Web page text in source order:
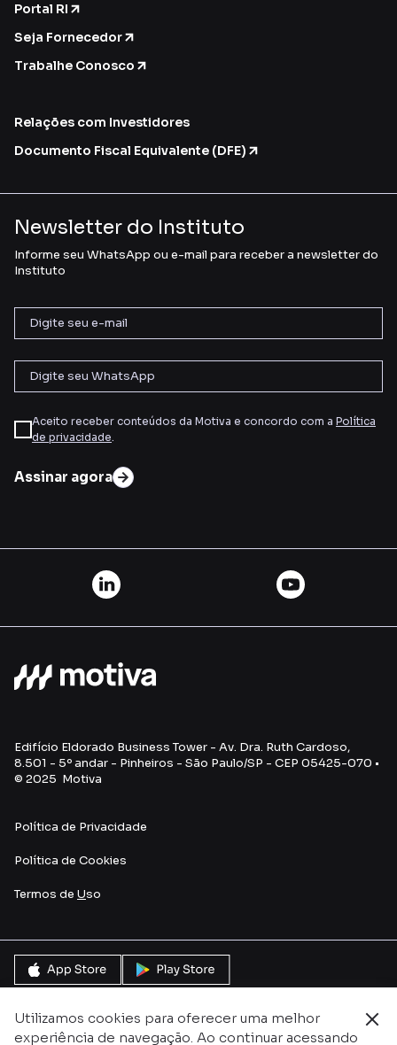
Utilizamos cookies para oferecer uma melhor
experiência de navegação. Ao continuar acessando
Portal RI
Seja Fornecedor
Trabalhe Conosco
Relações com Investidores
Documento Fiscal Equivalente (DFE)
Newsletter do Instituto
Informe seu WhatsApp ou e-mail para receber a newsletter do
Instituto
Aceito receber conteúdos da Motiva e concordo com a Política
de privacidade.
Assinar agora
Edifício Eldorado Business Tower - Av. Dra. Ruth Cardoso,
8.501 - 5º andar - Pinheiros - São Paulo/SP - CEP 05425-070 •
© 2025 Motiva
Política de Privacidade
Política de Cookies
Termos de Uso